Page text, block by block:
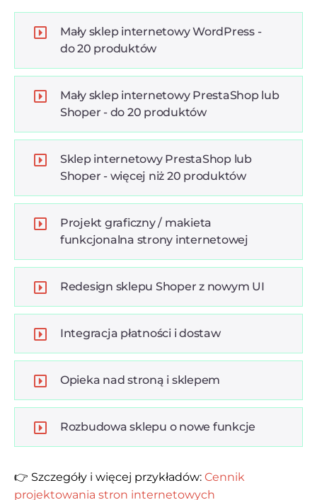
Mały sklep internetowy WordPress -
do 20 produktów
Mały sklep internetowy PrestaShop lub
Shoper - do 20 produktów
Sklep internetowy PrestaShop lub
Shoper - więcej niż 20 produktów
Projekt graficzny / makieta
funkcjonalna strony internetowej
Redesign sklepu Shoper z nowym UI
Integracja płatności i dostaw
Opieka nad stroną i sklepem
Rozbudowa sklepu o nowe funkcje
👉 Szczegóły i więcej przykładów: Cennik
projektowania stron internetowych